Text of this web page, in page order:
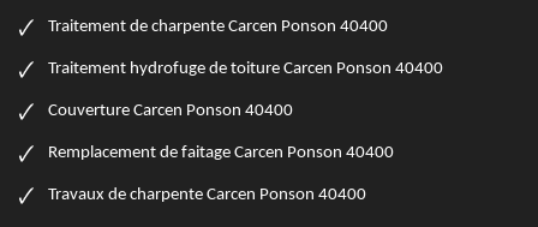
Traitement de charpente Carcen Ponson 40400
Traitement hydrofuge de toiture Carcen Ponson 40400
Couverture Carcen Ponson 40400
Remplacement de faitage Carcen Ponson 40400
Travaux de charpente Carcen Ponson 40400